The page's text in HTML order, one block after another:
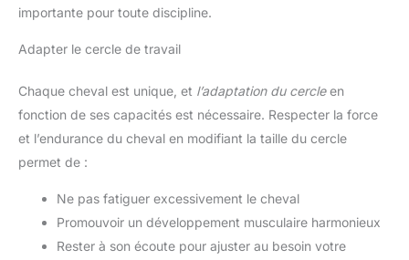
importante pour toute discipline.
Adapter le cercle de travail
Chaque cheval est unique, et l’adaptation du cercleen
fonction de ses capacités est nécessaire. Respecter la force
et l’endurance du cheval en modifiant la taille du cercle
permet de :
Ne pas fatiguer excessivement le cheval
Promouvoir un développement musculaire harmonieux
Rester à son écoute pour ajuster au besoin votre